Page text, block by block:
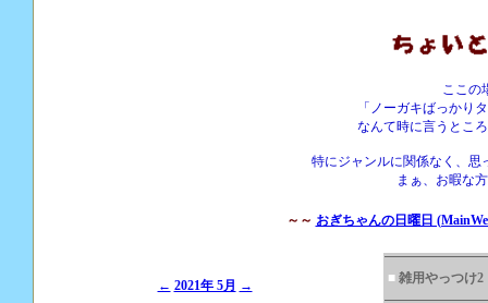
ここの
「ノーガキばっかり
なんて時に言うとこ
特にジャンルに関係なく、思
まぁ、お暇な
～～ おぎちゃんの日曜日
← 2021年 5月 →
■ 雑用やっつけ2